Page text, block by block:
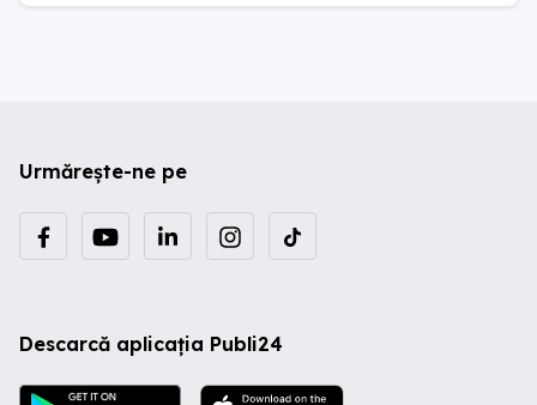
Urmărește-ne pe
Descarcă aplicația Publi24